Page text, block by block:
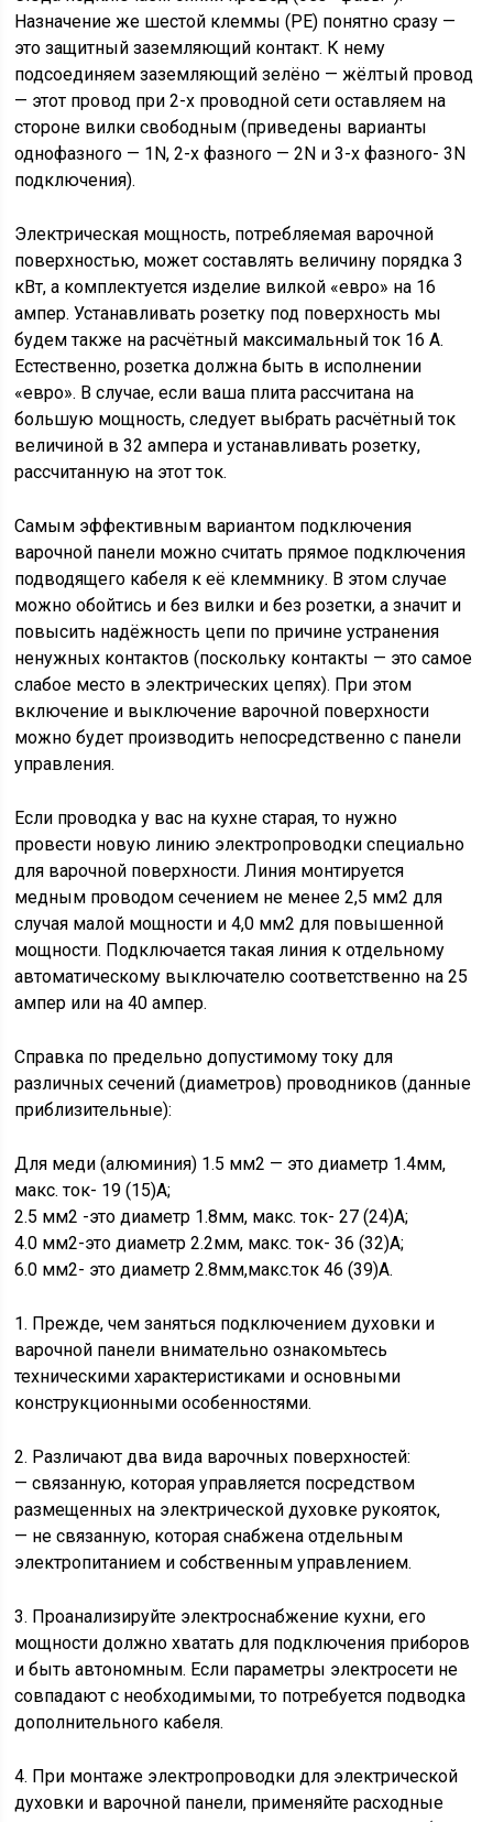
Назначение же шестой клеммы (РЕ) понятно сразу —
это защитный заземляющий контакт. К нему
подсоединяем заземляющий зелёно — жёлтый провод
— этот провод при 2-х проводной сети оставляем на
стороне вилки свободным (приведены варианты
однофазного — 1N, 2-х фазного — 2N и 3-х фазного- 3N
подключения).
Электрическая мощность, потребляемая варочной
поверхностью, может составлять величину порядка 3
кВт, а комплектуется изделие вилкой «евро» на 16
ампер. Устанавливать розетку под поверхность мы
будем также на расчётный максимальный ток 16 А.
Естественно, розетка должна быть в исполнении
«евро». В случае, если ваша плита рассчитана на
большую мощность, следует выбрать расчётный ток
величиной в 32 ампера и устанавливать розетку,
рассчитанную на этот ток.
Самым эффективным вариантом подключения
варочной панели можно считать прямое подключения
подводящего кабеля к её клеммнику. В этом случае
можно обойтись и без вилки и без розетки, а значит и
повысить надёжность цепи по причине устранения
ненужных контактов (поскольку контакты — это самое
слабое место в электрических цепях). При этом
включение и выключение варочной поверхности
можно будет производить непосредственно с панели
управления.
Если проводка у вас на кухне старая, то нужно
провести новую линию электропроводки специально
для варочной поверхности. Линия монтируется
медным проводом сечением не менее 2,5 мм2 для
случая малой мощности и 4,0 мм2 для повышенной
мощности. Подключается такая линия к отдельному
автоматическому выключателю соответственно на 25
ампер или на 40 ампер.
Справка по предельно допустимому току для
различных сечений (диаметров) проводников (данные
приблизительные):
Для меди (алюминия) 1.5 мм2 — это диаметр 1.4мм,
макс. ток- 19 (15)А;
2.5 мм2 -это диаметр 1.8мм, макс. ток- 27 (24)А;
4.0 мм2-это диаметр 2.2мм, макс. ток- 36 (32)А;
6.0 мм2- это диаметр 2.8мм,макс.ток 46 (39)А.
1. Прежде, чем заняться подключением духовки и
варочной панели внимательно ознакомьтесь
техническими характеристиками и основными
конструкционными особенностями.
2. Различают два вида варочных поверхностей:
— связанную, которая управляется посредством
размещенных на электрической духовке рукояток,
— не связанную, которая снабжена отдельным
электропитанием и собственным управлением.
3. Проанализируйте электроснабжение кухни, его
мощности должно хватать для подключения приборов
и быть автономным. Если параметры электросети не
совпадают с необходимыми, то потребуется подводка
дополнительного кабеля.
4. При монтаже электропроводки для электрической
духовки и варочной панели, применяйте расходные